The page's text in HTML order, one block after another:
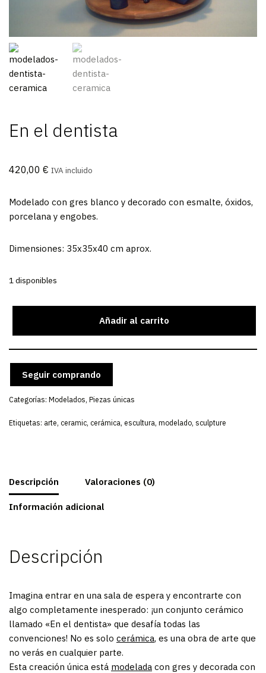
En el dentista
420,00 € IVA incluido
Modelado con gres blanco y decorado con esmalte, óxidos,
porcelana y engobes.
Dimensiones: 35x35x40 cm aprox.
1 disponibles
Añadir al carrito
Seguir comprando
Categorías: Modelados, Piezas únicas
Etiquetas: arte, ceramic, cerámica, escultura, modelado, sculpture
Descripción Valoraciones (0)
Información adicional
Descripción
Imagina entrar en una sala de espera y encontrarte con
algo completamente inesperado: ¡un conjunto cerámico
llamado «En el dentista» que desafía todas las
convenciones! No es solo cerámica, es una obra de arte que
no verás en cualquier parte.
Esta creación única está modelada con gres y decorada con